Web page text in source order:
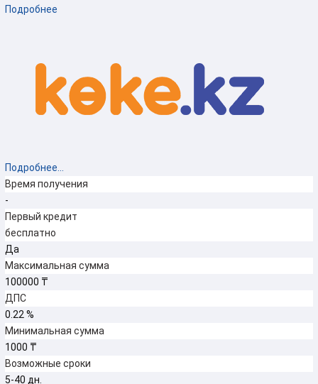
Подробнее
Подробнее...
Время получения
-
Первый кредит
бесплатно
Да
Максимальная сумма
100000 ₸
ДПС
0.22 %
Минимальная сумма
1000 ₸
Возможные сроки
5-40 дн.